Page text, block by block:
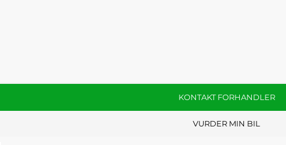
KONTAKT FORHANDLER
VURDER MIN BIL